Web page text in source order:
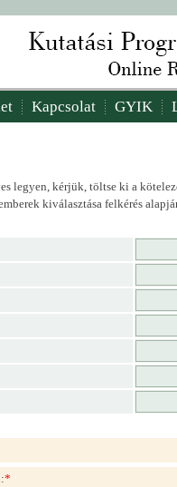
Kapcsolat GYIK
legyen, kérjük, töltse ki a
kiválasztása felkérés
*